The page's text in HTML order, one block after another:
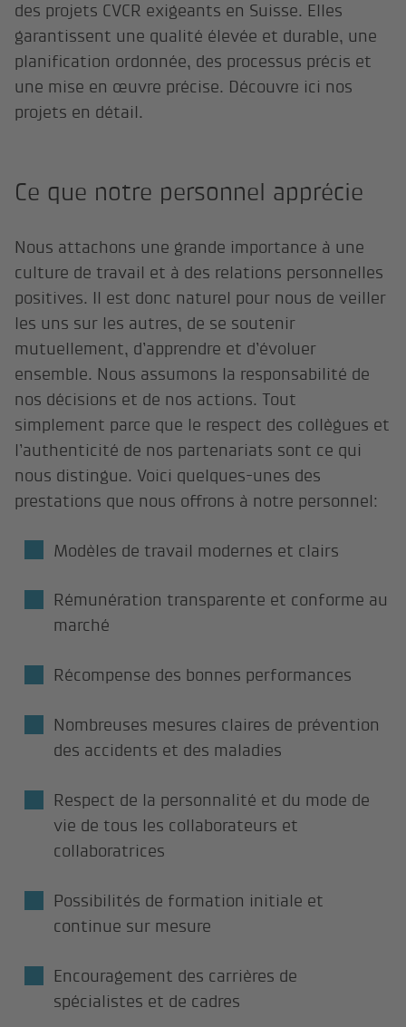
des projets CVCR exigeants en Suisse. Elles
garantissent une qualité élevée et durable, une
planification ordonnée, des processus précis et
une mise en œuvre précise. Découvre ici nos
projets en détail.
Ce que notre personnel apprécie
Nous attachons une grande importance à une
culture de travail et à des relations personnelles
positives. Il est donc naturel pour nous de veiller
les uns sur les autres, de se soutenir
mutuellement, d’apprendre et d’évoluer
ensemble. Nous assumons la responsabilité de
nos décisions et de nos actions. Tout
simplement parce que le respect des collègues et
l’authenticité de nos partenariats sont ce qui
nous distingue. Voici quelques-unes des
prestations que nous offrons à notre personnel:
Modèles de travail modernes et clairs
Rémunération transparente et conforme au
marché
Récompense des bonnes performances
Nombreuses mesures claires de prévention
des accidents et des maladies
Respect de la personnalité et du mode de
vie de tous les collaborateurs et
collaboratrices
Possibilités de formation initiale et
continue sur mesure
Encouragement des carrières de
spécialistes et de cadres